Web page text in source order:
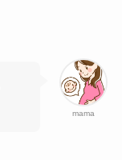
mama